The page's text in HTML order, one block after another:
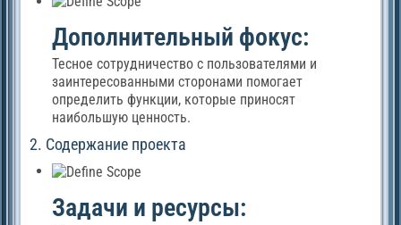
Дополнительный фокус:
Тесное сотрудничество с пользователями и
заинтересованными сторонами помогает
определить функции, которые приносят
наибольшую ценность.
2. Содержание проекта
Задачи и ресурсы: